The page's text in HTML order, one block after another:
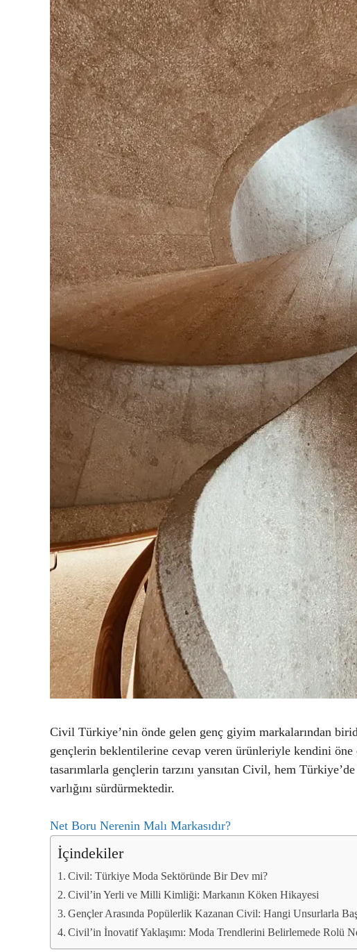
Civil Türkiye’nin önde gelen genç giyim markalarından
gençlerin beklentilerine cevap veren ürünleriyle kendini
tasarımlarla gençlerin tarzını yansıtan Civil, hem
varlığını sürdürmektedir.
Net Boru Nerenin Malı Markasıdır?
İçindekiler
Civil: Türkiye Moda Sektöründe Bir Dev mi?
Civil’in Yerli ve Milli Kimliği: Markanın Köken Hikayesi
Gençler Arasında Popülerlik Kazanan Civil: Hangi Unsurlarla
Civil’in İnovatif Yaklaşımı: Moda Trendlerini Belirlemede Rolü